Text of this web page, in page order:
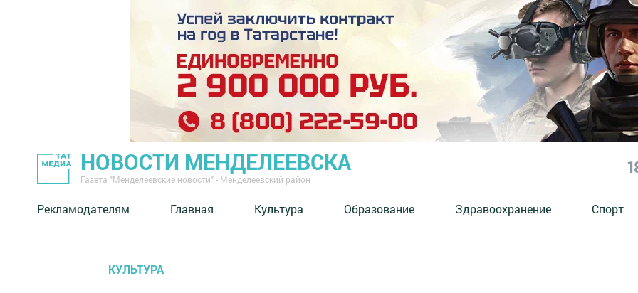
НОВОСТИ МЕНДЕЛЕЕВСКА
Газета "Менделеевские новости" - Менделеевский район
Рекламодателям Главная Культура Образование Здравоохранение Спорт
КУЛЬТУРА